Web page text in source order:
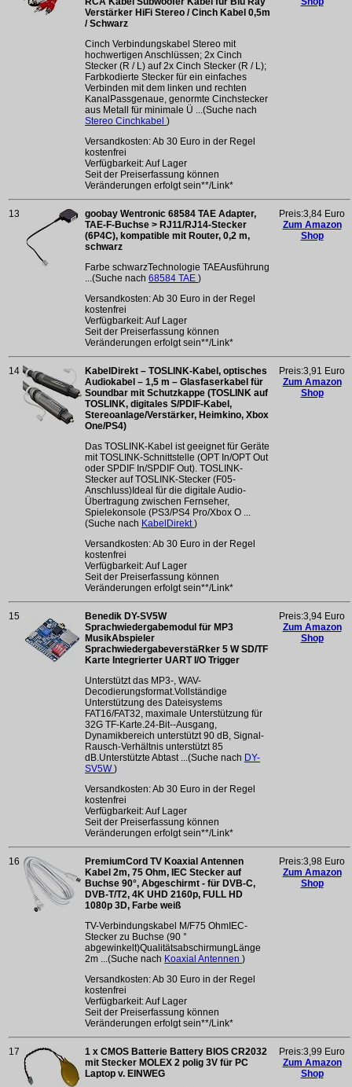
Verstärker HiFi Stereo / Cinch Kabel 0,5m
/ Schwarz
Cinch Verbindungskabel Stereo mit
hochwertigen Anschlüssen; 2x Cinch
Stecker (R / L) auf 2x Cinch Stecker (R / L);
Farbkodierte Stecker für ein einfaches
Verbinden mit dem linken und rechten
KanalPassgenaue, genormte Cinchstecker
aus Metall für minimale Ü ...(Suche nach
Stereo Cinchkabel )
Versandkosten: Ab 30 Euro in der Regel
kostenfrei
Verfügbarkeit: Auf Lager
Seit der Preiserfassung können
Veränderungen erfolgt sein**/Link*
13
goobay Wentronic 68584 TAE Adapter,
TAE-F-Buchse > RJ11/RJ14-Stecker
(6P4C), kompatible mit Router, 0,2 m,
schwarz
Farbe schwarzTechnologie TAEAusführung
...(Suche nach 68584 TAE )
Versandkosten: Ab 30 Euro in der Regel
kostenfrei
Verfügbarkeit: Auf Lager
Seit der Preiserfassung können
Veränderungen erfolgt sein**/Link*
Preis:3,84 Euro
Zum Amazon
Shop
14
KabelDirekt – TOSLINK-Kabel, optisches
Audiokabel – 1,5 m – Glasfaserkabel für
Soundbar mit Schutzkappe (TOSLINK auf
TOSLINK, digitales S/PDIF-Kabel,
Stereoanlage/Verstärker, Heimkino, Xbox
One/PS4)
Das TOSLINK-Kabel ist geeignet für Geräte
mit TOSLINK-Schnittstelle (OPT In/OPT Out
oder SPDIF In/SPDIF Out). TOSLINK-
Stecker auf TOSLINK-Stecker (F05-
Anschluss)Ideal für die digitale Audio-
Übertragung zwischen Fernseher,
Spielekonsole (PS3/PS4 Pro/Xbox O ...
(Suche nach KabelDirekt)
Versandkosten: Ab 30 Euro in der Regel
kostenfrei
Verfügbarkeit: Auf Lager
Seit der Preiserfassung können
Veränderungen erfolgt sein**/Link*
Preis:3,91 Euro
Zum Amazon
Shop
15
Benedik DY-SV5W
Sprachwiedergabemodul für MP3
MusikAbspieler
SprachwiedergabeverstäRker 5 W SD/TF
Karte Integrierter UART I/O Trigger
Unterstützt das MP3-, WAV-
Decodierungsformat.Vollständige
Unterstützung des Dateisystems
FAT16/FAT32, maximale Unterstützung für
32G TF-Karte.24-Bit--Ausgang,
Dynamikbereich unterstützt 90 dB, Signal-
Rausch-Verhältnis unterstützt 85
dB.Unterstützte Abtast ...(Suche nach DY-
SV5W)
Versandkosten: Ab 30 Euro in der Regel
kostenfrei
Verfügbarkeit: Auf Lager
Seit der Preiserfassung können
Veränderungen erfolgt sein**/Link*
Preis:3,94 Euro
Zum Amazon
Shop
16
PremiumCord TV Koaxial Antennen
Kabel 2m, 75 Ohm, IEC Stecker auf
Buchse 90°, Abgeschirmt - für DVB-C,
DVB-T/T2, 4K UHD 2160p, FULL HD
1080p 3D, Farbe weiß
TV-Verbindungskabel M/F75 OhmIEC-
Stecker zu Buchse (90 °
abgewinkelt)QualitätsabschirmungLänge
2m ...(Suche nach Koaxial Antennen )
Versandkosten: Ab 30 Euro in der Regel
kostenfrei
Verfügbarkeit: Auf Lager
Seit der Preiserfassung können
Veränderungen erfolgt sein**/Link*
Preis:3,98 Euro
Zum Amazon
Shop
17
1 x CMOS Batterie Battery BIOS CR2032
mit Stecker MOLEX 2 polig 3V für PC
Laptop v. EINWEG
Preis:3,99 Euro
Zum Amazon
Shop